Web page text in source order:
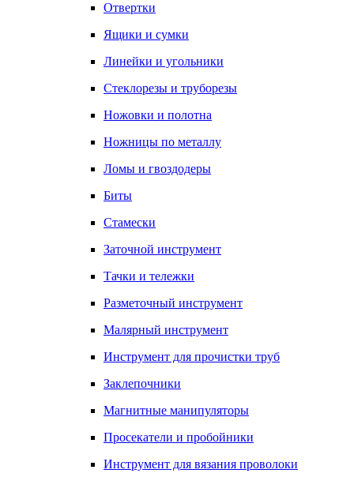
Отвертки
Ящики и сумки
Линейки и угольники
Стеклорезы и труборезы
Ножовки и полотна
Ножницы по металлу
Ломы и гвоздодеры
Биты
Стамески
Заточной инструмент
Тачки и тележки
Разметочный инструмент
Малярный инструмент
Инструмент для прочистки труб
Заклепочники
Магнитные манипуляторы
Просекатели и пробойники
Инструмент для вязания проволоки